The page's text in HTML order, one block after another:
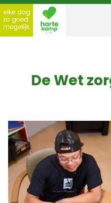
De Wet